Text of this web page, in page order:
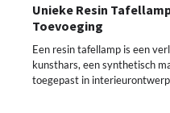
Unieke Resin
Toevoeging
Een resin tafellamp is een
kunsthars, een synthetisch
toegepast in